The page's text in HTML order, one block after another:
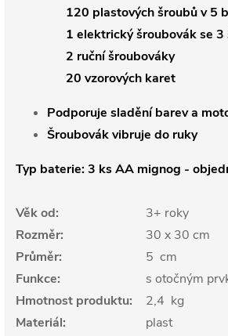
120 plastových šroubů v 5
1 elektrický šroubovák se 3
2 ruční šroubováky
20 vzorových karet
Podporuje sladění barev a
Šroubovák vibruje do ruky
Typ baterie: 3 ks AA mignog -
Věk od:
3+ roky
Rozměr:
30 x 30 cm
Průměr:
5 cm
Funkce:
s otočným
Hmotnost produktu:
2,4 kg
Materiál:
plast